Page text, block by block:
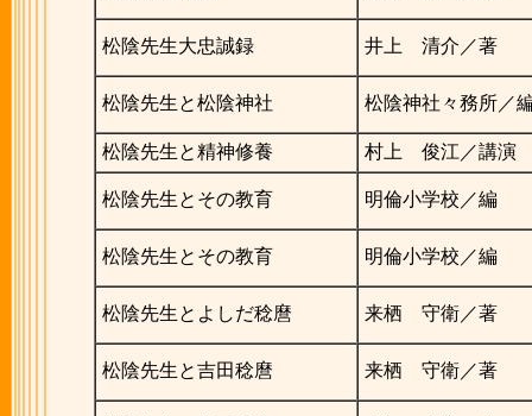
松陰先生大忠誠録 井上 清介／著
松陰先生と松陰神社 松陰神社々務所／
松陰先生と精神修養 村上 俊江／講演
松陰先生とその教育 明倫小学校／編
松陰先生とその教育 明倫小学校／編
松陰先生とよしだ稔麿 来栖 守衛／著
松陰先生と吉田稔麿 来栖 守衛／著